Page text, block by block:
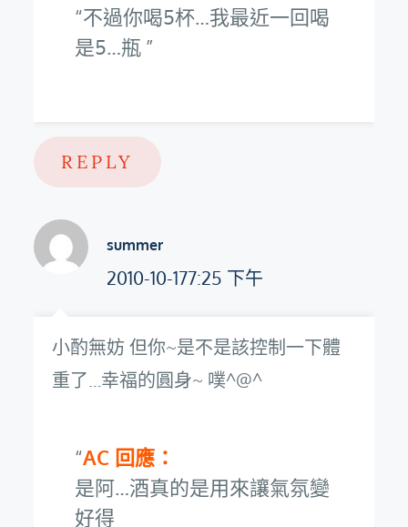
不過你喝5杯…我最近一回喝
是5…瓶
REPLY
summer
2010-10-177:25 下午
小酌無妨 但你~是不是該控制一下體
重了…幸福的圓身~ 噗^@^
AC 回應：
是阿…酒真的是用來讓氣氛變
好得